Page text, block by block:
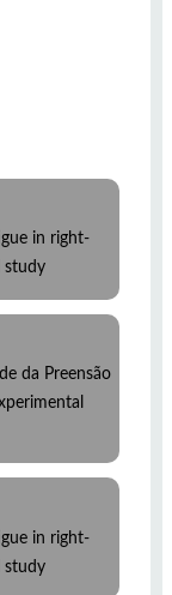
in right-
study
da Preensão
in right-
study